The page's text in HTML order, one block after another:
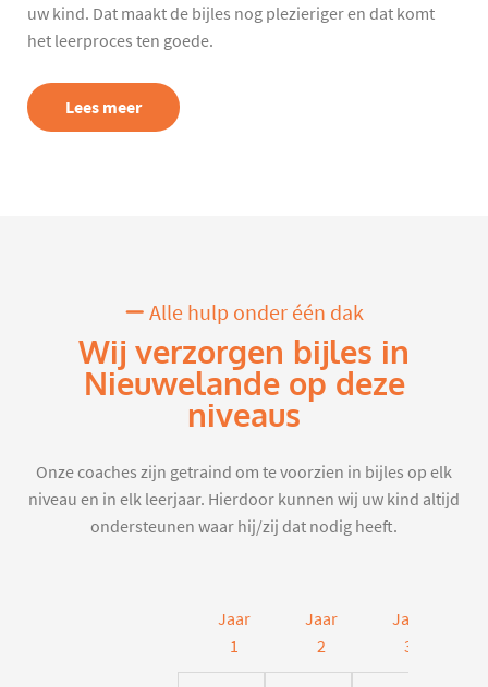
uw kind. Dat maakt de bijles nog plezieriger en dat komt
het leerproces ten goede.
Lees meer
Alle hulp onder één dak
Wij verzorgen bijles in
Nieuwelande op deze
niveaus
Onze coaches zijn getraind om te voorzien in bijles op elk
niveau en in elk leerjaar. Hierdoor kunnen wij uw kind altijd
ondersteunen waar hij/zij dat nodig heeft.
Jaar
1
Jaar
2
Jaar
3